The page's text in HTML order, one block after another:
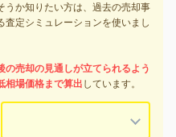
うか知りたい方は、過去の売却事
定シミュレーションを使いまし
の売却の見通しが立てられるよう
相場価格まで算出 しています。